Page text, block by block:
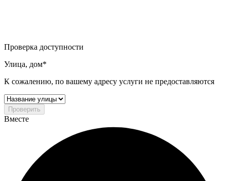
Проверка доступности
Улица, дом*
К сожалению, по вашему адресу услуги не предоставляются
Проверить
Вместе